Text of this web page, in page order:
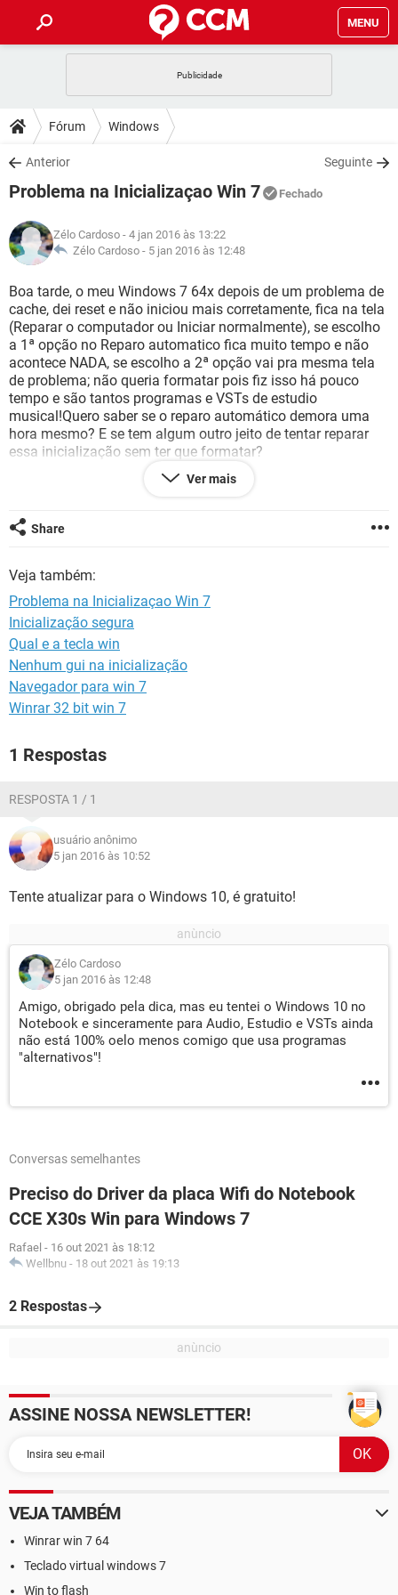
MENU
CELULAR
OUTLOOK
INSTAGRAM GMAIL
GUIA DE COMPRAS
DICAS
JOGOS
INSTAGRAM GMAIL
GUIA DE COMPRAS
DOWNLOADS
JOGOS WHATSAPP
CELULAR
OUTLOOK EXCEL
INSTAGRAM GMAIL
GUIA DE COMPRAS
JOGOS WHATSAPP
CELULAR
OUTLOOK EXCEL
INSTAGRAM GMAIL
GUIA DE COMPRAS
GLOSSÁRIO
WHATSAPP
CELULAR FACEBOOK
OUTLOOK EXCEL
INSTAGRAM GMAIL
GUIA DE COMPRAS
Fórum Windows
Anterior Seguinte
Problema na Inicializaçao Win 7 Fechado
Zélo Cardoso - 4 jan 2016 às 13:22
Zélo Cardoso - 5 jan 2016 às 12:48
Boa tarde, o meu Windows 7 64x depois de um problema de
cache, dei reset e não iniciou mais corretamente, fica na tela
(Reparar o computador ou Iniciar normalmente), se escolho
a 1ª opção no Reparo automatico fica muito tempo e não
acontece NADA, se escolho a 2ª opção vai pra mesma tela
de problema; não queria formatar pois fiz isso há pouco
tempo e são tantos programas e VSTs de estudio
musical!Quero saber se o reparo automático demora uma
hora mesmo? E se tem algum outro jeito de tentar reparar
essa inicialização sem ter que formatar?
Ver mais
Share
Veja também:
Problema na Inicializaçao Win 7
Inicialização segura
Qual e a tecla win
Nenhum gui na inicialização
Navegador para win 7
Winrar 32 bit win 7
1 Respostas
RESPOSTA 1 / 1
usuário anônimo
5 jan 2016 às 10:52
Tente atualizar para o Windows 10, é gratuito!
Zélo Cardoso
5 jan 2016 às 12:48
Amigo, obrigado pela dica, mas eu tentei o Windows 10 no
Notebook e sinceramente para Audio, Estudio e VSTs ainda
não está 100% oelo menos comigo que usa programas
"alternativos"!
Conversas semelhantes
Preciso do Driver da placa Wifi do Notebook
CCE X30s Win para Windows 7
Rafael - 16 out 2021 às 18:12
Wellbnu - 18 out 2021 às 19:13
2 Respostas
ASSINE NOSSA NEWSLETTER!
VEJA TAMBÉM
Winrar win 7 64
Teclado virtual windows 7
Win to flash